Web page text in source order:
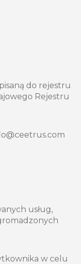
do rejestru
Rejestru
usług,
w celu